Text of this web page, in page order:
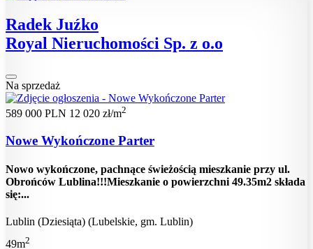
Radek Juźko
Royal Nieruchomości Sp. z o.o
Na sprzedaż
589 000 PLN 12 020 zł/m2
Nowe Wykończone Parter
Nowo wykończone, pachnące świeżością mieszkanie przy ul.
Obrońców Lublina!!!Mieszkanie o powierzchni 49.35m2 składa
się:...
Lublin (Dziesiąta) (Lubelskie, gm. Lublin)
49m2